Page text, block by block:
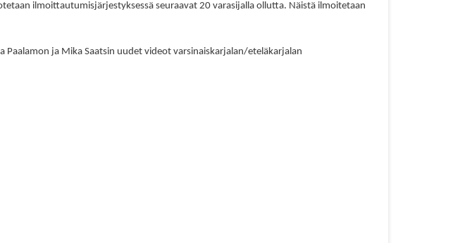
ilmoittautumisjärjestyksessä seuraavat 20 varasijalla ollutta. Näistä ilmoitetaan
Paalamon ja Mika Saatsin uudet videot varsinaiskarjalan/eteläkarjalan